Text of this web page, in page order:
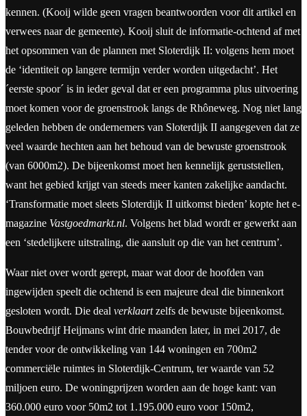
kennen. (Kooij wilde geen vragen beantwoorden voor dit artikel en
verwees naar de gemeente). Kooij sluit de informatie-ochtend af met
het opsommen van de plannen met Sloterdijk II: volgens hem moet
de ‘identiteit op langere termijn verder worden uitgedacht’. Het
´eerste spoor´ is in ieder geval dat er een programma plus uitvoering
moet komen voor de groenstrook langs de Rhôneweg. Nog niet lang
geleden hebben de ondernemers van Sloterdijk II aangegeven dat ze
veel waarde hechten aan het behoud van de bewuste groenstrook
(van 6000m2). De bijeenkomst moet hen kennelijk geruststellen,
want het gebied krijgt van steeds meer kanten zakelijke aandacht.
‘Transformatie moet sleets Sloterdijk II uitkomst bieden’ kopte het e-
magazine Vastgoedmarkt.nl. Volgens het blad wordt er gewerkt aan
een ‘stedelijkere uitstraling, die aansluit op die van het centrum’.
Waar niet over wordt gerept, maar wat door de hoofden van
ingewijden speelt die ochtend is een majeure deal die binnenkort
gesloten wordt. Die deal verklaartzelfs de bewuste bijeenkomst.
Bouwbedrijf Heijmans wint drie maanden later, in mei 2017, de
tender voor de ontwikkeling van 144 woningen en 700m2
commerciële ruimtes in Sloterdijk-Centrum, ter waarde van 52
miljoen euro. De woningprijzen worden aan de hoge kant: van
360.000 euro voor 50m2 tot 1.195.000 euro voor 150m2,